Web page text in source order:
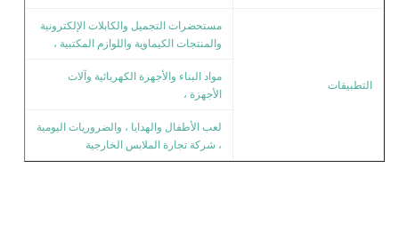
التطبيقات
مستحضرات التجميل والكابلات الإلكترونية
والمنتجات الكيماوية واللوازم المكتبية ،
مواد البناء والأجهزة الكهربائية وآلات
الأجهزة ،
لعب الأطفال والهدايا ، والضروريات اليومية
، شركة تجارة الملابس الخارجية